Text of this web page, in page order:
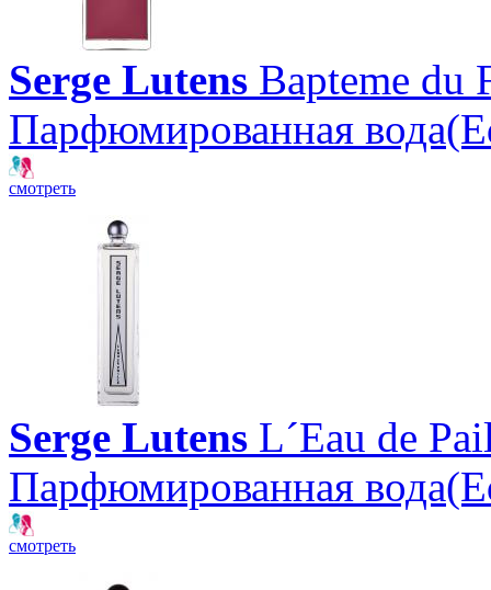
Serge Lutens Bapteme du
Парфюмированная
смотреть
Serge Lutens L´Eau de
Парфюмированная
смотреть